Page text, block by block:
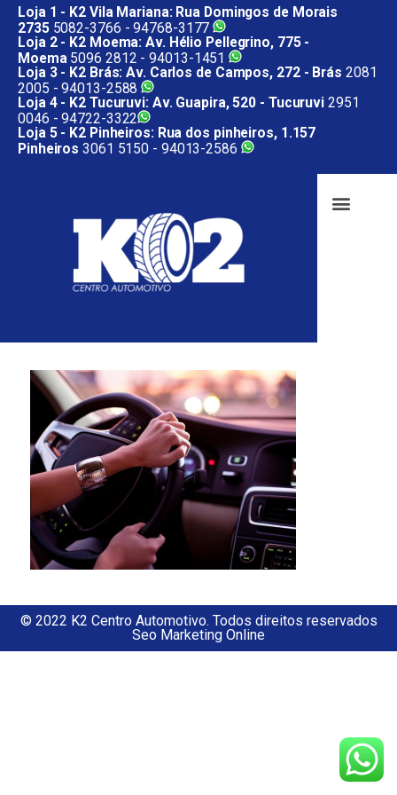
Loja 1 - K2 Vila Mariana: Rua Domingos de Morais
27355082-3766 -94768-3177
Loja 2 - K2 Moema: Av. Hélio Pellegrino, 775 -
Moema5096 2812 -94013-1451
Loja 3 - K2 Brás: Av. Carlos de Campos, 272 - Brás 2081
2005 -94013-2588
Loja 4 - K2 Tucuruvi: Av. Guapira, 520 - Tucuruvi 2951
0046 -94722-3322
Loja 5 - K2 Pinheiros: Rua dos pinheiros, 1.157
Pinheiros 3061 5150 - 94013-2586
© 2022 K2 Centro Automotivo. Todos direitos reservados
Seo Marketing Online